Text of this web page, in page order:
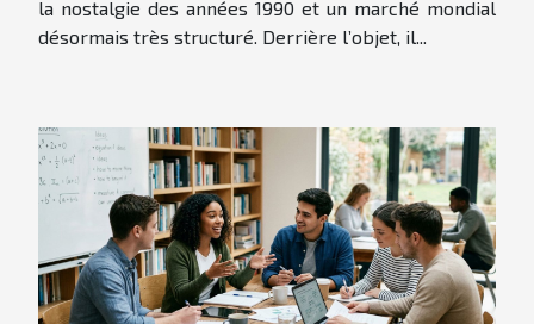
la nostalgie des années 1990 et un marché mondial
désormais très structuré. Derrière l’objet, il...